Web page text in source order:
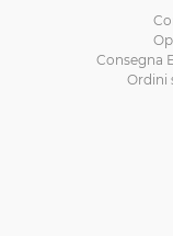
Consegna
Ordini